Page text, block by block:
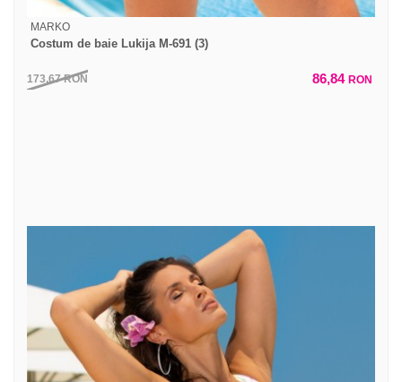
MARKO
Costum de baie Lukija M-691 (3)
173,67RON 86,84 RON